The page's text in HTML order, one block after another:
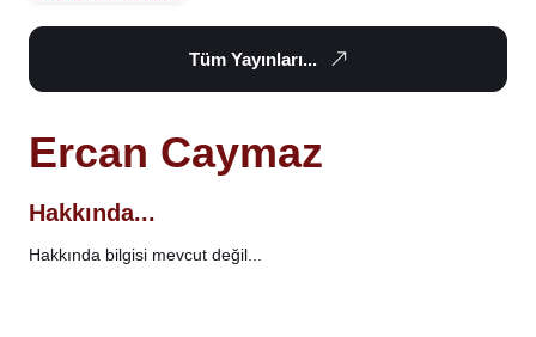
Tüm Yayınları...
Ercan Caymaz
Hakkında...
Hakkında bilgisi mevcut değil...